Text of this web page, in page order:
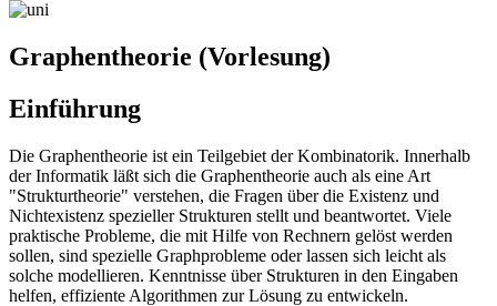
Graphentheorie (Vorlesung)
Einführung
Die Graphentheorie ist ein Teilgebiet der Kombinatorik. Innerhalb
der Informatik läßt sich die Graphentheorie auch als eine Art
"Strukturtheorie" verstehen, die Fragen über die Existenz und
Nichtexistenz spezieller Strukturen stellt und beantwortet. Viele
praktische Probleme, die mit Hilfe von Rechnern gelöst werden
sollen, sind spezielle Graphprobleme oder lassen sich leicht als
solche modellieren. Kenntnisse über Strukturen in den Eingaben
helfen, effiziente Algorithmen zur Lösung zu entwickeln.